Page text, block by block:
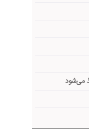
می‌شود